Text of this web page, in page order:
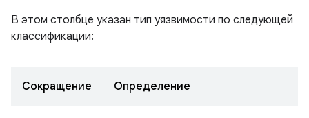
В этом столбце указан тип уязвимости по следующей
классификации:
Сокращение Определение